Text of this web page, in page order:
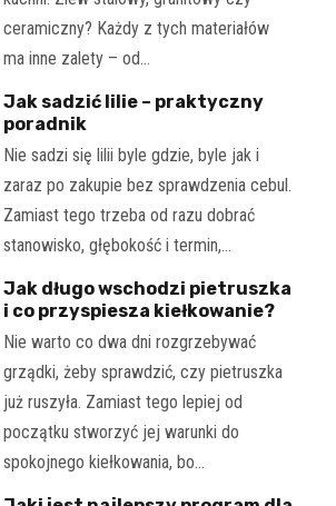
ceramiczny? Każdy z tych materiałów
ma inne zalety – od…
Jak sadzić lilie – praktyczny
poradnik
Nie sadzi się lilii byle gdzie, byle jak i
zaraz po zakupie bez sprawdzenia cebul.
Zamiast tego trzeba od razu dobrać
stanowisko, głębokość i termin,…
Jak długo wschodzi pietruszka
i co przyspiesza kiełkowanie?
Nie warto co dwa dni rozgrzebywać
grządki, żeby sprawdzić, czy pietruszka
już ruszyła. Zamiast tego lepiej od
początku stworzyć jej warunki do
spokojnego kiełkowania, bo…